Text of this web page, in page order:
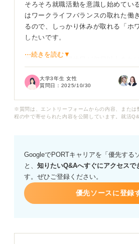
そろそろ就職活動を意識し始めてい
はワークライフバランスの取れた働
るので、しっかり休みが取れる「ホ
したいです。
具体的に、年間休日が何日以上あれ
いです。
ていただけると幸いです。どのよう
ば良いのか、アドバイスをお願いし
⋯続きを読む▼
大学3年生 女性
質問日： 2025/10/30
※質問は、エントリーフォームからの内容、または
程の中で寄せられた内容を公開しています。就活
GoogleでPORTキャリアを「優先する
と、 知りたいQ&Aへすぐにアクセスで
す。ぜひご登録ください。
優先ソースに登録